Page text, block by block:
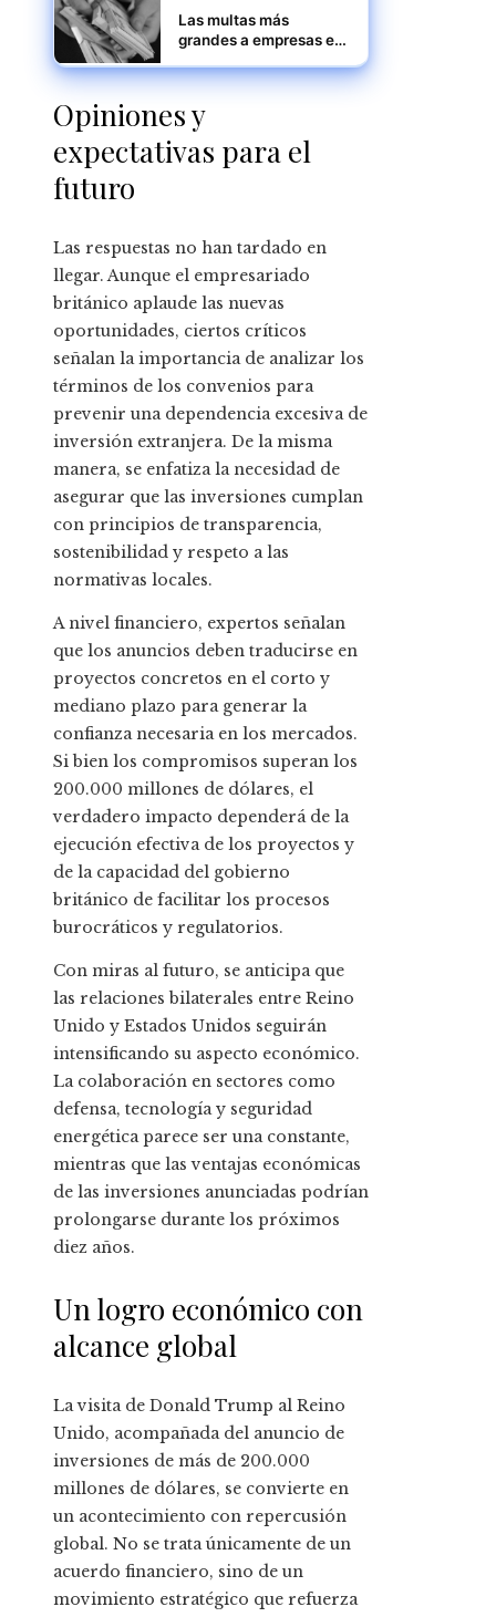
Las multas más
grandes a empresas en
desleal
Opiniones y
expectativas para el
futuro
Las respuestas no han tardado en
llegar. Aunque el empresariado
británico aplaude las nuevas
oportunidades, ciertos críticos
señalan la importancia de analizar los
términos de los convenios para
prevenir una dependencia excesiva de
inversión extranjera. De la misma
manera, se enfatiza la necesidad de
asegurar que las inversiones cumplan
con principios de transparencia,
sostenibilidad y respeto a las
normativas locales.
A nivel financiero, expertos señalan
que los anuncios deben traducirse en
proyectos concretos en el corto y
mediano plazo para generar la
confianza necesaria en los mercados.
Si bien los compromisos superan los
200.000 millones de dólares, el
verdadero impacto dependerá de la
ejecución efectiva de los proyectos y
de la capacidad del gobierno
británico de facilitar los procesos
burocráticos y regulatorios.
Con miras al futuro, se anticipa que
las relaciones bilaterales entre Reino
Unido y Estados Unidos seguirán
intensificando su aspecto económico.
La colaboración en sectores como
defensa, tecnología y seguridad
energética parece ser una constante,
mientras que las ventajas económicas
de las inversiones anunciadas podrían
prolongarse durante los próximos
diez años.
Un logro económico con
alcance global
La visita de Donald Trump al Reino
Unido, acompañada del anuncio de
inversiones de más de 200.000
millones de dólares, se convierte en
un acontecimiento con repercusión
global. No se trata únicamente de un
acuerdo financiero, sino de un
movimiento estratégico que refuerza